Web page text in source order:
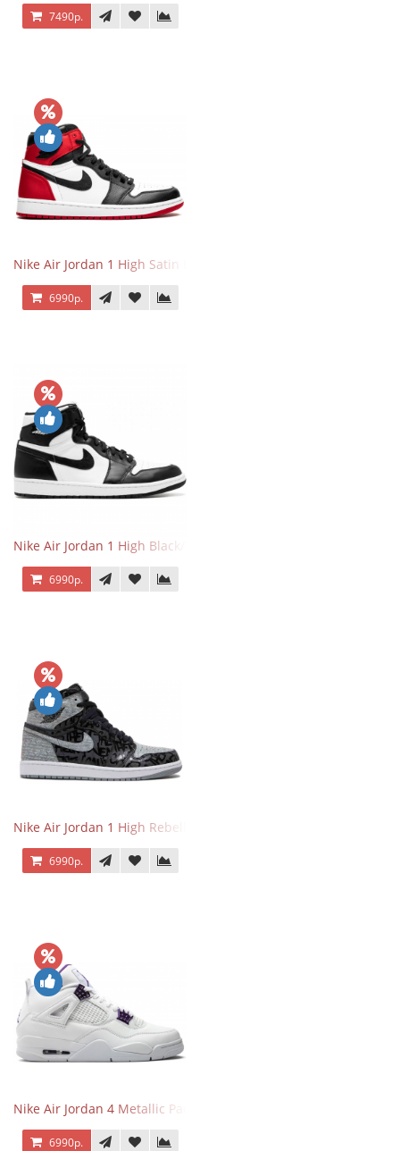
7490р.
Nike Air Jordan 1 High Satin Black Toe
6990р.
Nike Air Jordan 1 High Black/White
6990р.
Nike Air Jordan 1 High Rebellionaire
6990р.
Nike Air Jordan 4 Metallic Pack Purple
6990р.